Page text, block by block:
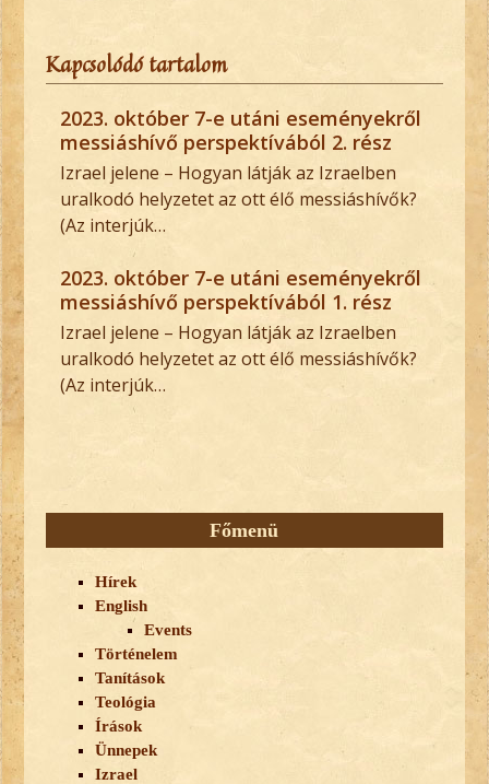
Kapcsolódó tartalom
2023. október 7-e utáni eseményekről
messiáshívő perspektívából 2. rész
Izrael jelene – Hogyan látják az Izraelben
uralkodó helyzetet az ott élő messiáshívők?
(Az interjúk…
2023. október 7-e utáni eseményekről
messiáshívő perspektívából 1. rész
Izrael jelene – Hogyan látják az Izraelben
uralkodó helyzetet az ott élő messiáshívők?
(Az interjúk…
Főmenü
Hírek
English
Events
Történelem
Tanítások
Teológia
Írások
Ünnepek
Izrael